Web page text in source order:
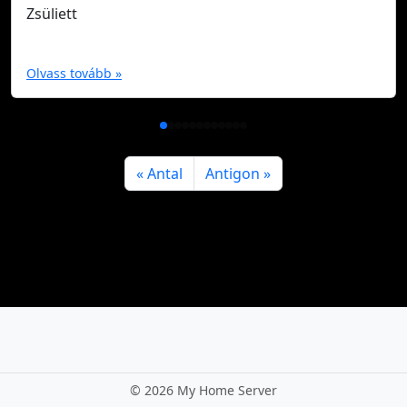
Zsüliett
Olvass tovább »
Antal Antigon
© 2026 My Home Server